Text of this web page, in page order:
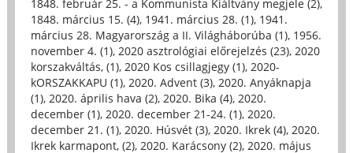
1848. február 25. - a Kommunista Kiáltvány megjele (2),
1848. március 15. (4), 1941. március 28. (1), 1941.
március 28. Magyarország a II. Világháborúba (1), 1956.
november 4. (1), 2020 asztrológiai előrejelzés (23), 2020
korszakváltás, (1), 2020 Kos csillagjegy (1), 2020-
kORSZAKKAPU (1), 2020. Advent (3), 2020. Anyáknapja
(1), 2020. április hava (2), 2020. Bika (4), 2020.
december (1), 2020. december 21-24. (1), 2020.
december 21. (1), 2020. Húsvét (3), 2020. Ikrek (4), 2020.
Ikrek karmapont, (2), 2020. Karácsony (2), 2020. május